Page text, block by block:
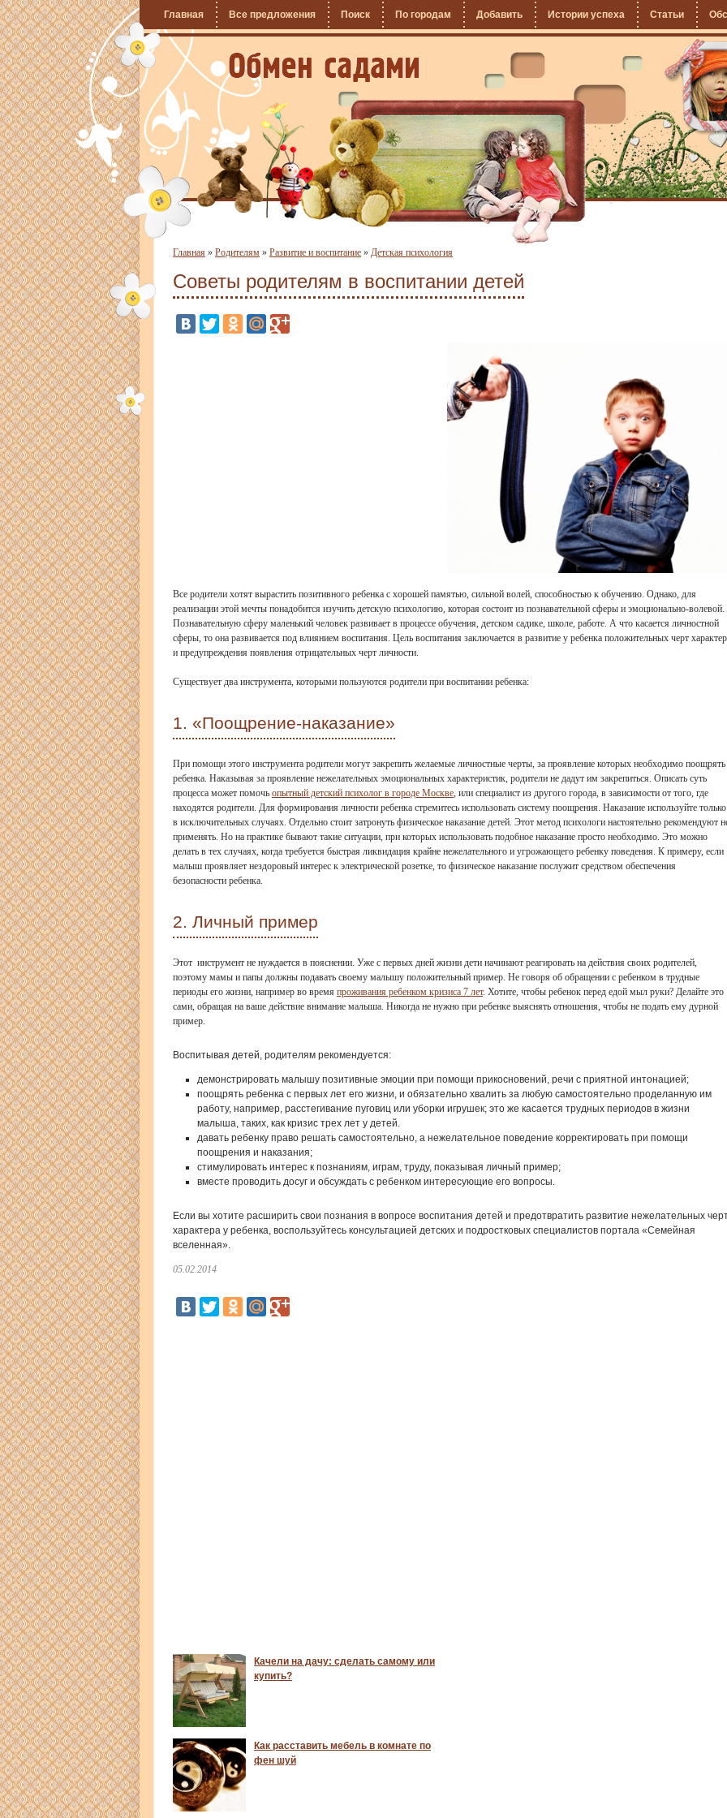
Главная Все предложения Поиск По городам Добавить Истории успеха Статьи
Главная » Родителям » Развитие и воспитание » Детская психология
Советы родителям в воспитании детей
Все родители хотят вырастить позитивного ребенка с хорошей памятью, сильной волей, способностью к обучению. Однако, для
реализации этой мечты понадобится изучить детскую психологию, которая состоит из познавательной сферы и эмоционально-волевой.
Познавательную сферу маленький человек развивает в процессе обучения, детском садике, школе, работе. А что касается личностной
сферы, то она развивается под влиянием воспитания. Цель воспитания заключается в развитие у ребенка положительных черт
и предупреждения появления отрицательных черт личности.
Существует два инструмента, которыми пользуются родители при воспитании ребенка:
1. «Поощрение-наказание»
При помощи этого инструмента родители могут закрепить желаемые личностные черты, за проявление которых необходимо поощрять
ребенка. Наказывая за проявление нежелательных эмоциональных характеристик, родители не дадут им закрепиться. Описать суть
процесса может помочь опытный детский психолог в городе Москве , или специалист из другого города, в зависимости от того, где
находятся родители. Для формирования личности ребенка стремитесь использовать систему поощрения. Наказание используйте только
в исключительных случаях. Отдельно стоит затронуть физическое наказание детей. Этот метод психологи настоятельно рекомендуют
применять. Но на практике бывают такие ситуации, при которых использовать подобное наказание просто необходимо. Это можно
делать в тех случаях, когда требуется быстрая ликвидация крайне нежелательного и угрожающего ребенку поведения. К примеру, если
малыш проявляет нездоровый интерес к электрической розетке, то физическое наказание послужит средством обеспечения
безопасности ребенка.
2. Личный пример
Этот инструмент не нуждается в пояснении. Уже с первых дней жизни дети начинают реагировать на действия своих родителей,
поэтому мамы и папы должны подавать своему малышу положительный пример. Не говоря об обращении с ребенком в трудные
периоды его жизни, например во время проживания ребенком кризиса 7 лет. Хотите, чтобы ребенок перед едой мыл руки? Делайте это
сами, обращая на ваше действие внимание малыша. Никогда не нужно при ребенке выяснять отношения, чтобы не подать ему дурной
пример.
Воспитывая детей, родителям рекомендуется:
демонстрировать малышу позитивные эмоции при помощи прикосновений, речи с приятной интонацией;
поощрять ребенка с первых лет его жизни, и обязательно хвалить за любую самостоятельно проделанную им
работу, например, расстегивание пуговиц или уборки игрушек; это же касается трудных периодов в жизни
малыша, таких, как кризис трех лет у детей.
давать ребенку право решать самостоятельно, а нежелательное поведение корректировать при помощи
поощрения и наказания;
стимулировать интерес к познаниям, играм, труду, показывая личный пример;
вместе проводить досуг и обсуждать с ребенком интересующие его вопросы.
Если вы хотите расширить свои познания в вопросе воспитания детей и предотвратить развитие нежелательных
характера у ребенка, воспользуйтесь консультацией детских и подростковых специалистов портала «Семейная
вселенная».
05.02.2014
Качели на дачу: сделать самому или
купить?
Как расставить мебель в комнате по
фен шуй